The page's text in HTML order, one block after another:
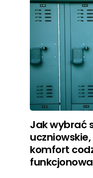
Jak wybrać
komfort